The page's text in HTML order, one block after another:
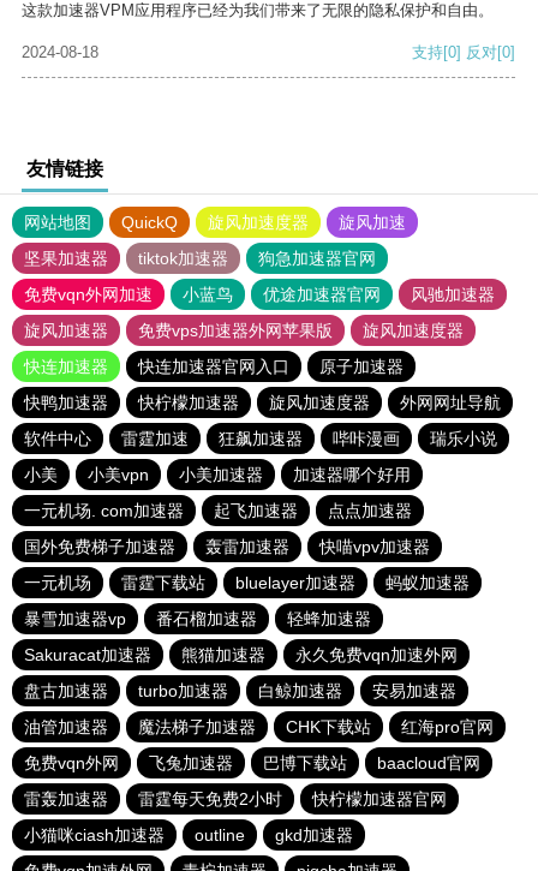
这款加速器VPM应用程序已经为我们带来了无限的隐私保护和自由。
2024-08-18 支持[0] 反对[0]
友情链接
网站地图 QuickQ 旋风加速度器
旋风加速
坚果加速器
tiktok加速器
狗急加速器官网
免费vqn外网加速
小蓝鸟 优途加速器官网
风驰加速器
旋风加速器
免费vps加速器外网苹果版
旋风加速度器
快连加速器
快连加速器官网入口
原子加速器
快鸭加速器
快柠檬加速器 旋风加速度器
外网网址导航
软件中心
雷霆加速 狂飙加速器 哔咔漫画
瑞乐小说
小美
小美vpn 小美加速器
加速器哪个好用
一元机场. com加速器
起飞加速器
点点加速器
国外免费梯子加速器
轰雷加速器
快喵vpv加速器
一元机场
雷霆下载站 bluelayer加速器
蚂蚁加速器
暴雪加速器vp
番石榴加速器
轻蜂加速器
Sakuracat加速器
熊猫加速器
永久免费vqn加速外网
盘古加速器
turbo加速器 白鲸加速器
安易加速器
油管加速器
魔法梯子加速器 CHK下载站
红海pro官网
免费vqn外网
飞兔加速器 巴博下载站
baacloud官网
雷轰加速器
雷霆每天免费2小时
快柠檬加速器官网
小猫咪ciash加速器
outline
gkd加速器